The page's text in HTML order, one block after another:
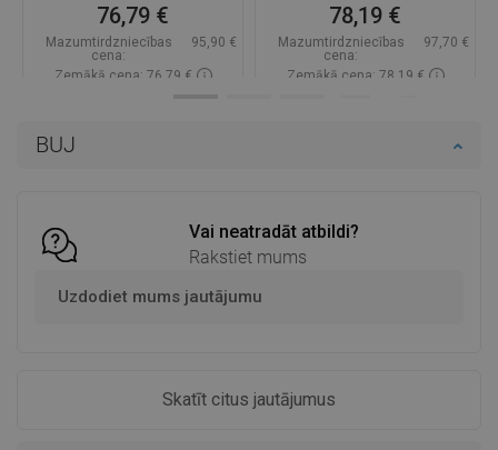
BUJ
Vai neatradāt atbildi?
Rakstiet mums
Uzdodiet mums jautājumu
Skatīt citus jautājumus
76,79 €
Mazumtirdzniecības
cena:
95,90 €
Zemākā cena: 76,79 €
78,19 €
Mazumtirdzniecības
cena:
97,70 €
Zemākā cena: 78,19 €